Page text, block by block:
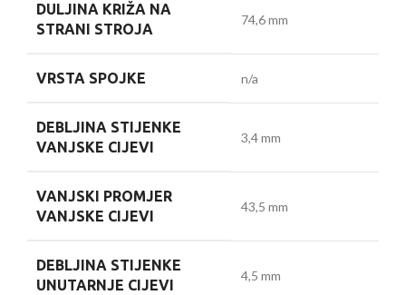
DULJINA KRIŽA NA
STRANI STROJA
74,6 mm
VRSTA SPOJKE n/a
DEBLJINA STIJENKE
VANJSKE CIJEVI
3,4 mm
VANJSKI PROMJER
VANJSKE CIJEVI
43,5 mm
DEBLJINA STIJENKE
UNUTARNJE CIJEVI
4,5 mm